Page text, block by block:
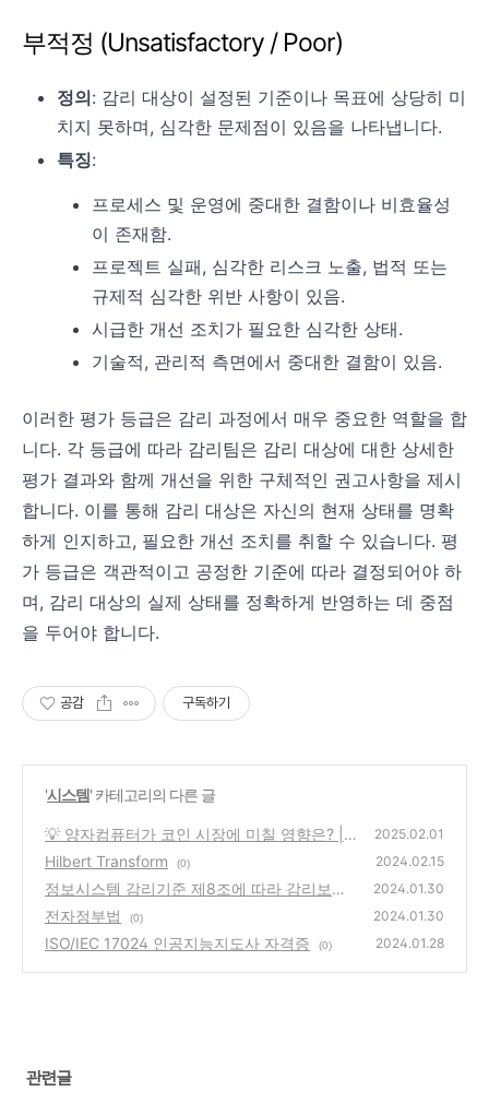
부적정 (Unsatisfactory / Poor)
정의: 감리 대상이 설정된 기준이나 목표에 상당히 미
치지 못하며, 심각한 문제점이 있음을 나타냅니다.
특징:
프로세스 및 운영에 중대한 결함이나 비효율성
이 존재함.
프로젝트 실패, 심각한 리스크 노출, 법적 또는
규제적 심각한 위반 사항이 있음.
시급한 개선 조치가 필요한 심각한 상태.
기술적, 관리적 측면에서 중대한 결함이 있음.
이러한 평가 등급은 감리 과정에서 매우 중요한 역할을 합
니다. 각 등급에 따라 감리팀은 감리 대상에 대한 상세한
평가 결과와 함께 개선을 위한 구체적인 권고사항을 제시
합니다. 이를 통해 감리 대상은 자신의 현재 상태를 명확
하게 인지하고, 필요한 개선 조치를 취할 수 있습니다. 평
가 등급은 객관적이고 공정한 기준에 따라 결정되어야 하
며, 감리 대상의 실제 상태를 정확하게 반영하는 데 중점
을 두어야 합니다.
공감 구독하기
'시스템' 카테고리의 다른 글
💡 양자컴퓨터가 코인 시장에 미칠 영향은? |
암호화폐 보안의 위기와 기회
2025.02.01
Hilbert Transform (0) 2024.02.15
정보시스템 감리기준 제8조에 따라 감리보고
서에 반드시 포함해야 할 사항
2024.01.30
전자정부법 (0) 2024.01.30
ISO/IEC 17024 인공지능지도사 자격증 (0) 2024.01.28
관련글